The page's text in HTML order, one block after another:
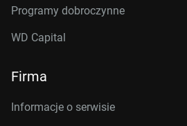
Programy dobroczynne
WD Capital
Firma
Informacje o serwisie